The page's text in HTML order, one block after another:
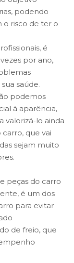
podendo
o risco de ter o
é
por ano,
saúde.
podemos
à aparência,
valorizá-lo ainda
carro, que vai
sejam muito
peças do carro
é um dos
para evitar
de freio, que